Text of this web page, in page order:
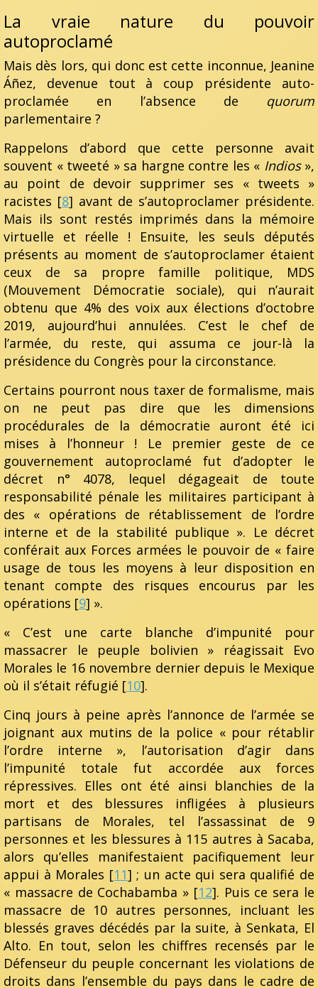
La vraie nature du pouvoir
autoproclamé
Mais dès lors, qui donc est cette inconnue, Jeanine
Áñez, devenue tout à coup présidente auto-
proclamée en l’absence de quorum
parlementaire ?
Rappelons d’abord que cette personne avait
souvent « tweeté » sa hargne contre les « Indios»,
au point de devoir supprimer ses « tweets »
racistes [8] avant de s’autoproclamer présidente.
Mais ils sont restés imprimés dans la mémoire
virtuelle et réelle ! Ensuite, les seuls députés
présents au moment de s’autoproclamer étaient
ceux de sa propre famille politique, MDS
(Mouvement Démocratie sociale), qui n’aurait
obtenu que 4% des voix aux élections d’octobre
2019, aujourd’hui annulées. C’est le chef de
l’armée, du reste, qui assuma ce jour-là la
présidence du Congrès pour la circonstance.
Certains pourront nous taxer de formalisme, mais
on ne peut pas dire que les dimensions
procédurales de la démocratie auront été ici
mises à l’honneur ! Le premier geste de ce
gouvernement autoproclamé fut d’adopter le
décret n° 4078, lequel dégageait de toute
responsabilité pénale les militaires participant à
des « opérations de rétablissement de l’ordre
interne et de la stabilité publique ». Le décret
conférait aux Forces armées le pouvoir de « faire
usage de tous les moyens à leur disposition en
tenant compte des risques encourus par les
opérations [9] ».
« C’est une carte blanche d’impunité pour
massacrer le peuple bolivien » réagissait Evo
Morales le 16 novembre dernier depuis le Mexique
où il s’était réfugié [10].
Cinq jours à peine après l’annonce de l’armée se
joignant aux mutins de la police « pour rétablir
l’ordre interne », l’autorisation d’agir dans
l’impunité totale fut accordée aux forces
répressives. Elles ont été ainsi blanchies de la
mort et des blessures infligées à plusieurs
partisans de Morales, tel l’assassinat de 9
personnes et les blessures à 115 autres à Sacaba,
alors qu’elles manifestaient pacifiquement leur
appui à Morales [11] ; un acte qui sera qualifié de
« massacre de Cochabamba » [12]. Puis ce sera le
massacre de 10 autres personnes, incluant les
blessés graves décédés par la suite, à Senkata, El
Alto. En tout, selon les chiffres recensés par le
Défenseur du peuple concernant les violations de
droits dans l’ensemble du pays dans le cadre de